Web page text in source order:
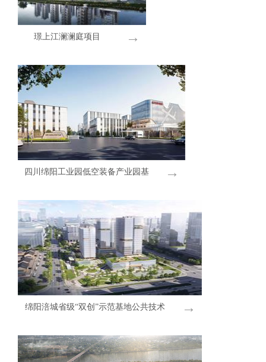
璟上江澜澜庭项目 →
四川绵阳工业园低空装备产业园基 →
绵阳涪城省级“双创”示范基地公共技术 →